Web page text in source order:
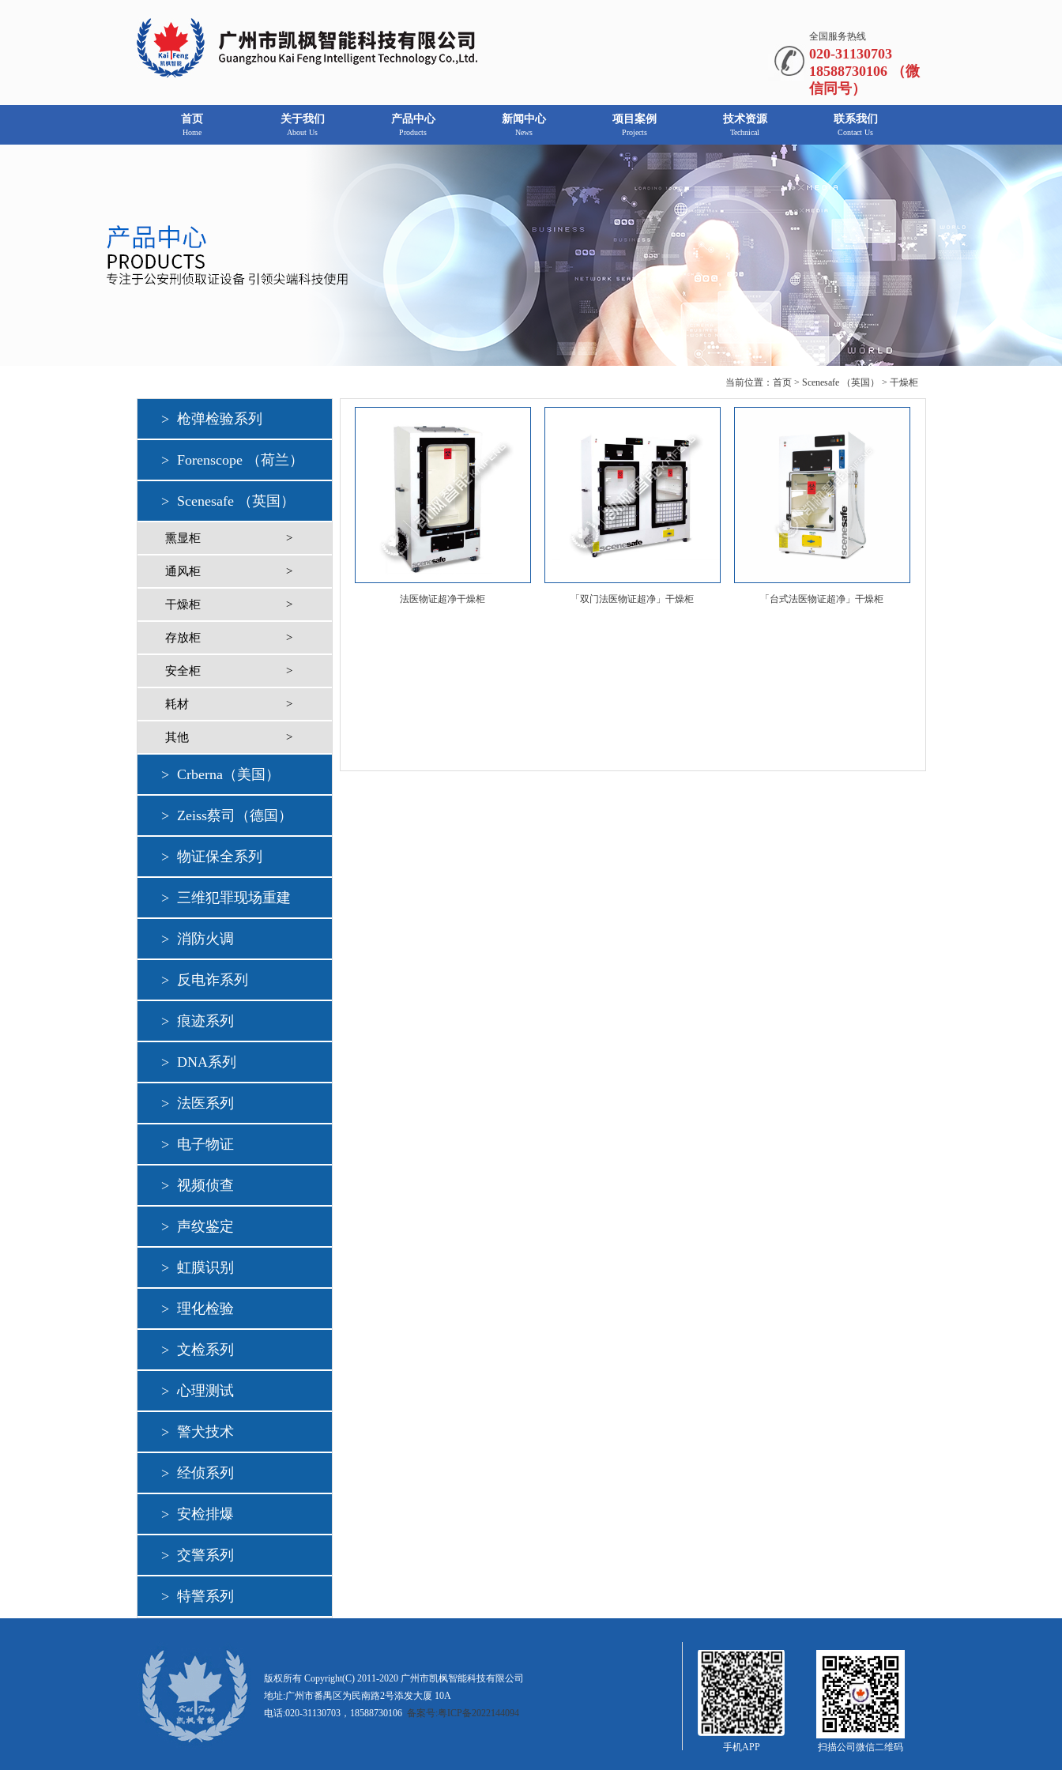
全国服务热线
020-31130703
18588730106 （微
信同号）
首页
Home
关于我们
About Us
产品中心
Products
新闻中心
News
项目案例
Projects
技术资源
Technical
联系我们
Contact Us
当前位置： 首页> Scenesafe （英国） > 干燥柜
> 枪弹检验系列
> Forenscope （荷兰）
> Scenesafe （英国）
熏显柜 >
通风柜 >
干燥柜 >
存放柜 >
安全柜 >
耗材 >
其他 >
> Crberna（美国）
> Zeiss蔡司（德国）
> 物证保全系列
> 三维犯罪现场重建
> 消防火调
> 反电诈系列
> 痕迹系列
> DNA系列
> 法医系列
> 电子物证
> 视频侦查
> 声纹鉴定
> 虹膜识别
> 理化检验
> 文检系列
> 心理测试
> 警犬技术
> 经侦系列
> 安检排爆
> 交警系列
> 特警系列
法医物证超净干燥柜 「双门法医物证超净」干燥柜 「台式法医物证超净」干燥柜
版权所有 Copyright(C) 2011-2020 广州市凯枫智能科技有限公司
地址:广州市番禺区为民南路2号添发大厦 10A
电话:020-31130703，18588730106 备案号:粤ICP备2022144094
手机APP 扫描公司微信二维码